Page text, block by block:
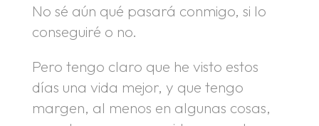
No sé aún qué pasará conmigo, si lo
conseguiré o no.
Pero tengo claro que he visto estos
días una vida mejor, y que tengo
margen, al menos en algunas cosas,